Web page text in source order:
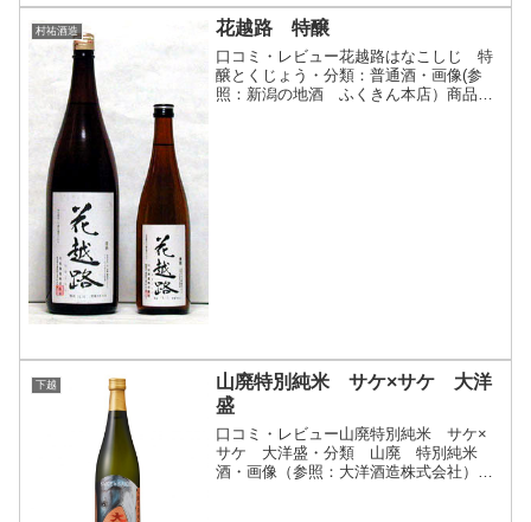
村祐酒造 花越路 特醸
口コミ・レビュー花越路はなこしじ 特
醸とくじょう・分類：普通酒・画像(参
照：新潟の地酒 ふくきん本店）商品説
下越
山廃特別純米 サケ×サケ 大洋
盛
口コミ・レビュー山廃特別純米 サケ×
サケ 大洋盛・分類 山廃 特別純米
酒・画像（参照：大洋酒造株式会社）商